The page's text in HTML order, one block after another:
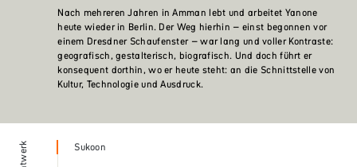
Nach mehreren Jahren in Amman lebt und arbeitet Yanone
heute wieder in Berlin. Der Weg hierhin – einst begonnen vor
einem Dresdner Schaufenster – war lang und voller Kontraste:
geografisch, gestalterisch, biografisch. Und doch führt er
konsequent dorthin, wo er heute steht: an die Schnittstelle von
Kultur, Technologie und Ausdruck.
Sukoon